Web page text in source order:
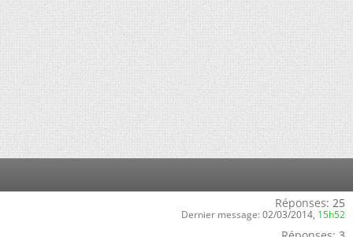
Réponses: 25
Dernier message: 02/03/2014, 15h52